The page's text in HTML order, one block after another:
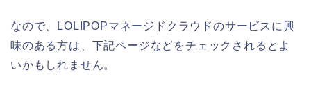
なので、LOLIPOPマネージドクラウドのサービスに興
味のある方は、下記ページなどをチェックされるとよ
いかもしれません。